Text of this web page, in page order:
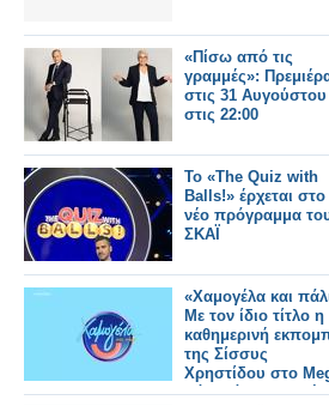
«Πίσω από τις
γραμμές»:
στις 31 Αυγούστου
στις 22:00
Το «The Quiz with
Balls!» έρχεται στο
νέο πρόγραμμα
ΣΚΑΪ
«Χαμογέλα και
Με τον ίδιο τίτλο η
καθημερινή
της Σίσσυς
Χρηστίδου στο
Πότε κάνει